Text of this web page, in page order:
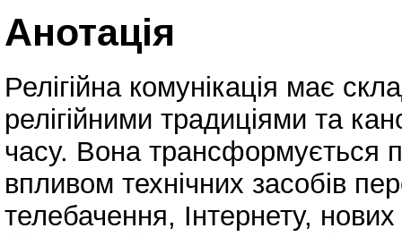
Анотація
Релігійна комунікація має
релігійними традиціями та
часу. Вона трансформується
впливом технічних засобів
телебачення, Інтернету,